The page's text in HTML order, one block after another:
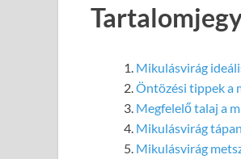
Mikulásvirág
Öntözési tippek a
Megfelelő talaj a
Mikulásvirág
Mikulásvirág